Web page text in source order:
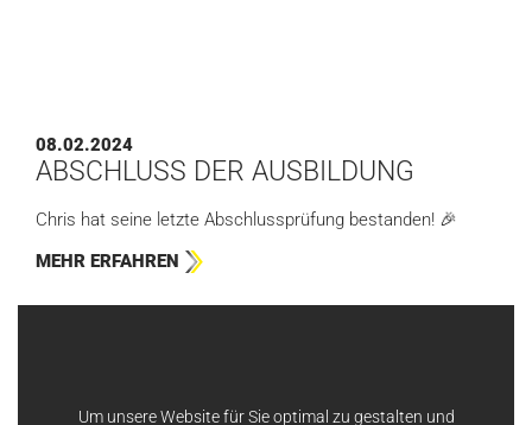
08.02.2024
ABSCHLUSS DER AUSBILDUNG
Chris hat seine letzte Abschlussprüfung bestanden! 🎉
MEHR ERFAHREN
#ANWENDUNGSBEISPIELE #AZUBI
#HBS
Um unsere Website für Sie optimal zu gestalten und